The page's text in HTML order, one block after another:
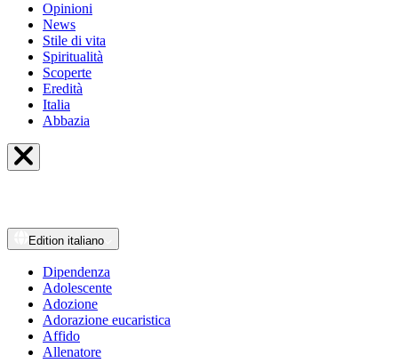
Opinioni
News
Stile di vita
Spiritualità
Scoperte
Eredità
Italia
Abbazia
Edition italiano
Dipendenza
Adolescente
Adozione
Adorazione eucaristica
Affido
Allenatore